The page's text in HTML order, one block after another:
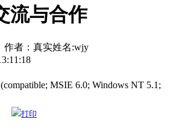
流与合作
作者：真实姓名:wjy
MSIE 6.0; Windows NT 5.1;
打印